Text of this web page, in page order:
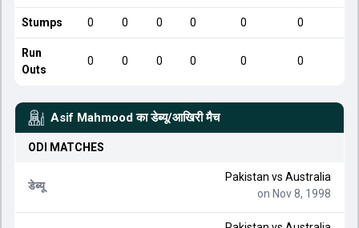
Stumps 0 0 0 0 0 0
Run
Outs
0 0 0 0 0 0
Asif Mahmood का डेब्यू/आखिरी मैच
ODI MATCHES
डेब्यू
Pakistan vs Australia
on Nov 8, 1998